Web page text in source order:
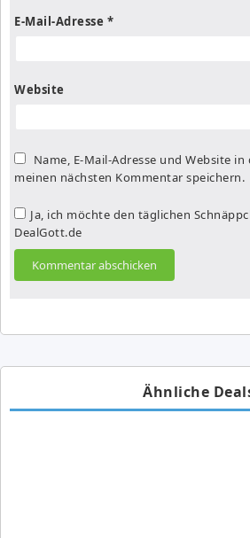
E-Mail-Adresse *
Website
Name, E-Mail-Adresse und Website
meinen nächsten Kommentar speichern.
Ja, ich möchte den täglichen
DealGott.de
Ähnliche